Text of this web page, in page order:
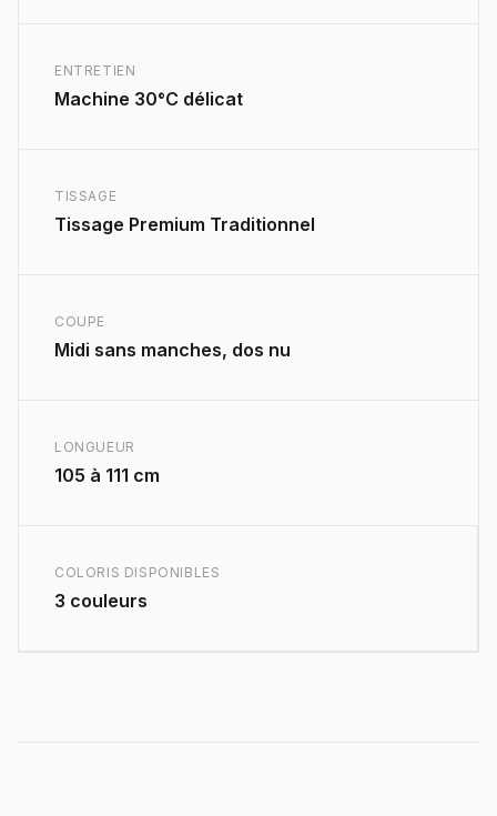
ENTRETIEN
Machine 30°C délicat
TISSAGE
Tissage Premium Traditionnel
COUPE
Midi sans manches, dos nu
LONGUEUR
105 à 111 cm
COLORIS DISPONIBLES
3 couleurs